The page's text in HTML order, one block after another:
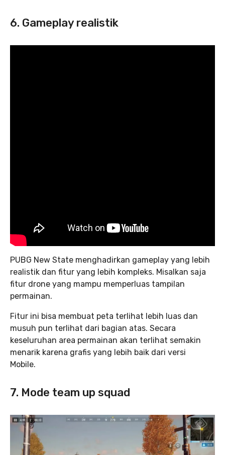
6. Gameplay realistik
PUBG New State menghadirkan gameplay yang lebih
realistik dan fitur yang lebih kompleks. Misalkan saja
fitur drone yang mampu memperluas tampilan
permainan.
Fitur ini bisa membuat peta terlihat lebih luas dan
musuh pun terlihat dari bagian atas. Secara
keseluruhan area permainan akan terlihat semakin
menarik karena grafis yang lebih baik dari versi
Mobile.
7. Mode team up squad